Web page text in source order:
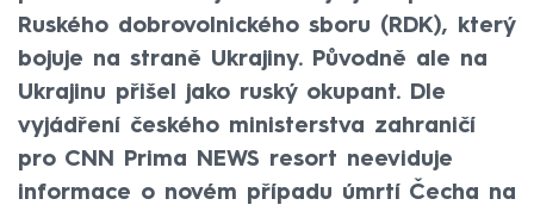
Ruského dobrovolnického sboru (RDK), který
bojuje na straně Ukrajiny. Původně ale na
Ukrajinu přišel jako ruský okupant. Dle
vyjádření českého ministerstva zahraničí
pro CNN Prima NEWS resort neeviduje
informace o novém případu úmrtí Čecha na